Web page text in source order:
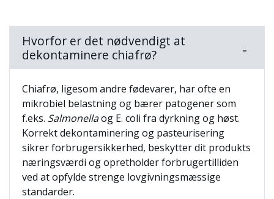
Hvorfor er det nødvendigt at
dekontaminere chiafrø?
Chiafrø, ligesom andre fødevarer, har ofte en
mikrobiel belastning og bærer patogener som
f.eks. Salmonellaog E. coli fra dyrkning og høst.
Korrekt dekontaminering og pasteurisering
sikrer forbrugersikkerhed, beskytter dit produkts
næringsværdi og opretholder forbrugertilliden
ved at opfylde strenge lovgivningsmæssige
standarder.